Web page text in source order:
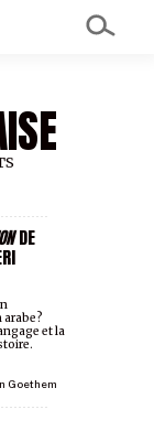
DE
Goethem
et la